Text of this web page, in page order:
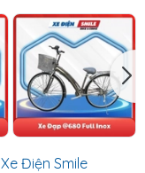
Xe Điện Smile